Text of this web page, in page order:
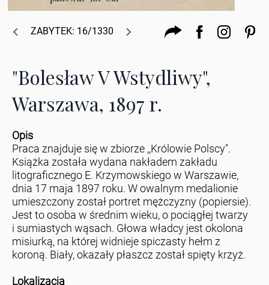
ZABYTEK: 16/1330
"Bolesław V Wstydliwy",
Warszawa, 1897 r.
Opis
Praca znajduje się w zbiorze ,,Królowie Polscy".
Książka została wydana nakładem zakładu
litograficznego E. Krzymowskiego w Warszawie,
dnia 17 maja 1897 roku. W owalnym medalionie
umieszczony został portret mężczyzny (popiersie).
Jest to osoba w średnim wieku, o pociągłej twarzy
i sumiastych wąsach. Głowa władcy jest okolona
misiurką, na której widnieje spiczasty hełm z
koroną. Biały, okazały płaszcz został spięty krzyż.
Lokalizacja